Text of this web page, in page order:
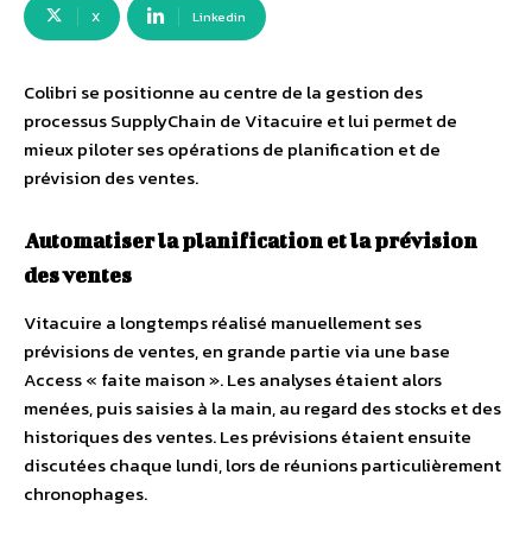
X Linkedin
Colibri se positionne au centre de la gestion des
processus SupplyChain deVitacuire et lui permet de
mieux piloter ses opérations de planification et de
prévision des ventes.
Automatiser la planification et la prévision
des ventes
Vitacuire a longtemps réalisé manuellement ses
prévisions de ventes, en grande partie via une base
Access « faite maison ». Les analyses étaient alors
menées, puis saisies à la main, au regard des stocks et des
historiques des ventes. Les prévisions étaient ensuite
discutées chaque lundi, lors de réunions particulièrement
chronophages.